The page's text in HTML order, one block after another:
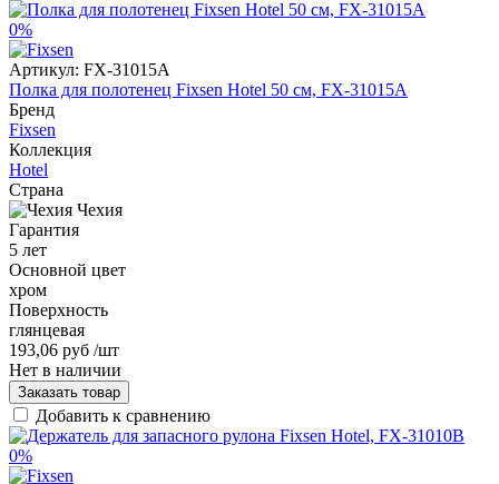
0%
Артикул: FX-31015A
Полка для полотенец Fixsen Hotel 50 см, FX-31015A
Бренд
Fixsen
Коллекция
Hotel
Страна
Чехия
Гарантия
5 лет
Основной цвет
хром
Поверхность
глянцевая
193,06 руб /шт
Нет в наличии
Заказать товар
Добавить к сравнению
0%